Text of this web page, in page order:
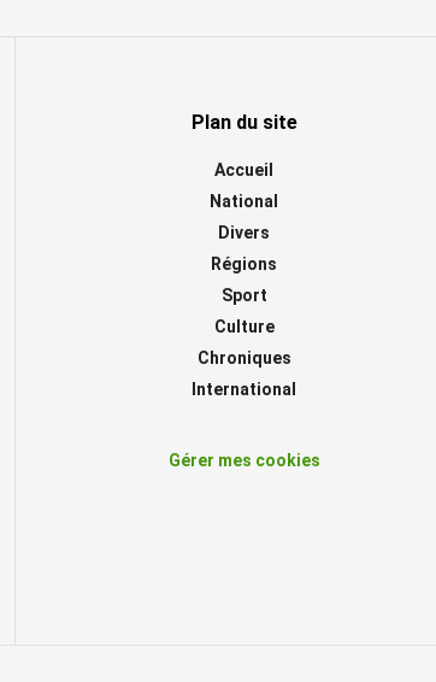
Plan du site
Accueil
National
Divers
Régions
Sport
Culture
Chroniques
International
Gérer mes cookies